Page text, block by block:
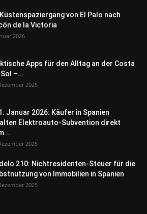
Küstenspaziergang von El Palo nach
de la Victoria
2026
Apps für den Alltag an der Costa
–...
2025
Januar 2026: Käufer in Spanien
Elektroauto-Subvention direkt
2025
210: Nichtresidenten-Steuer für die
von Immobilien in Spanien
2025